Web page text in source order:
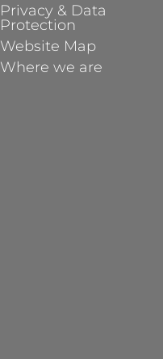
Privacy & Data
Protection
Website Map
Where we are